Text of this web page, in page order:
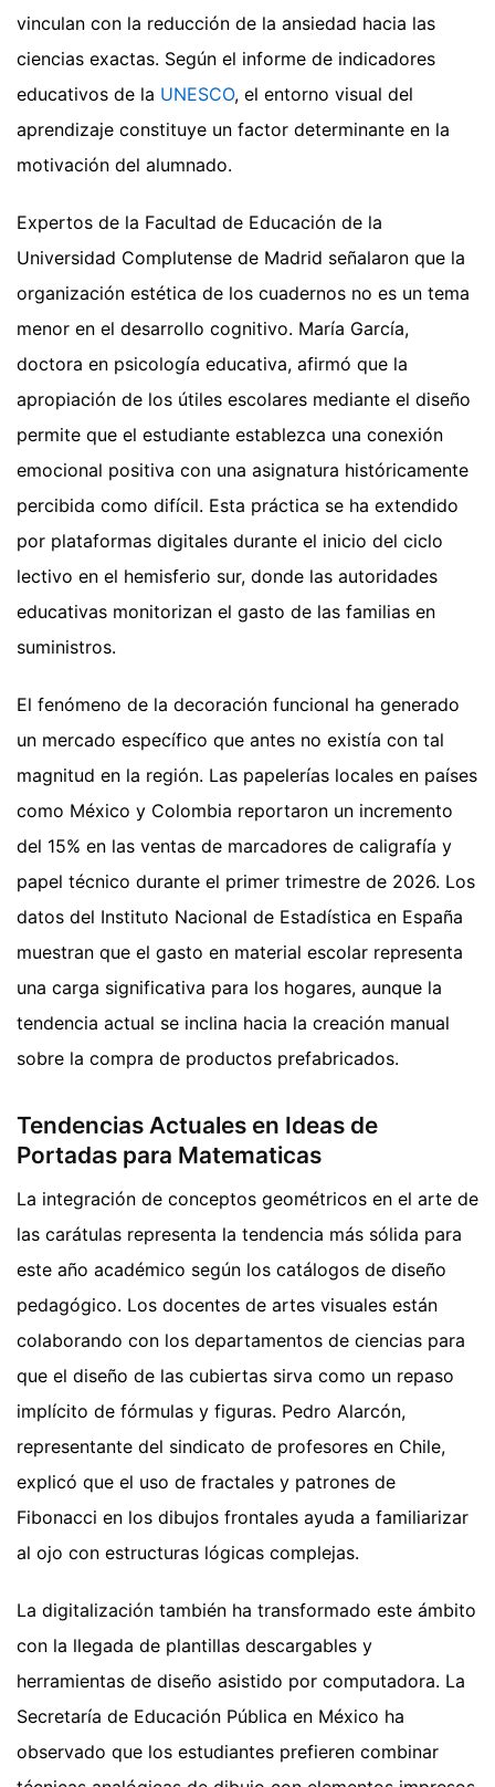
vinculan con la reducción de la ansiedad hacia las
ciencias exactas. Según el informe de indicadores
educativos de la UNESCO, el entorno visual del
aprendizaje constituye un factor determinante en la
motivación del alumnado.
Expertos de la Facultad de Educación de la
Universidad Complutense de Madrid señalaron que la
organización estética de los cuadernos no es un tema
menor en el desarrollo cognitivo. María García,
doctora en psicología educativa, afirmó que la
apropiación de los útiles escolares mediante el diseño
permite que el estudiante establezca una conexión
emocional positiva con una asignatura históricamente
percibida como difícil. Esta práctica se ha extendido
por plataformas digitales durante el inicio del ciclo
lectivo en el hemisferio sur, donde las autoridades
educativas monitorizan el gasto de las familias en
suministros.
El fenómeno de la decoración funcional ha generado
un mercado específico que antes no existía con tal
magnitud en la región. Las papelerías locales en países
como México y Colombia reportaron un incremento
del 15% en las ventas de marcadores de caligrafía y
papel técnico durante el primer trimestre de 2026. Los
datos del Instituto Nacional de Estadística en España
muestran que el gasto en material escolar representa
una carga significativa para los hogares, aunque la
tendencia actual se inclina hacia la creación manual
sobre la compra de productos prefabricados.
Tendencias Actuales en Ideas de
Portadas para Matematicas
La integración de conceptos geométricos en el arte de
las carátulas representa la tendencia más sólida para
este año académico según los catálogos de diseño
pedagógico. Los docentes de artes visuales están
colaborando con los departamentos de ciencias para
que el diseño de las cubiertas sirva como un repaso
implícito de fórmulas y figuras. Pedro Alarcón,
representante del sindicato de profesores en Chile,
explicó que el uso de fractales y patrones de
Fibonacci en los dibujos frontales ayuda a familiarizar
al ojo con estructuras lógicas complejas.
La digitalización también ha transformado este ámbito
con la llegada de plantillas descargables y
herramientas de diseño asistido por computadora. La
Secretaría de Educación Pública en México ha
observado que los estudiantes prefieren combinar